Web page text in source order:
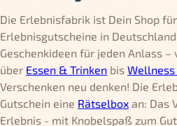
Die Erlebnisfabrik ist Dein Shop
Erlebnisgutscheine in
Geschenkideen für jeden Anlass –
über Essen & Trinken bis Wellness
Verschenken neu denken! Die
Gutschein eine Rätselbox an: Das
Erlebnis - mit Knobelspaß zum